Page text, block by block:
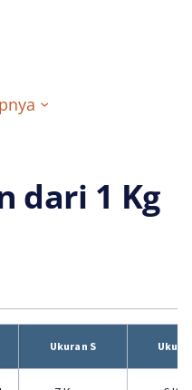
dari 1 Kg
Ukuran S